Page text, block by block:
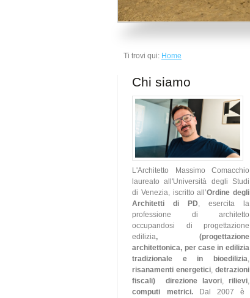
Ti trovi qui: Home
Chi siamo
L'Architetto Massimo Comacchio
laureato all'Università degli Studi
di Venezia, iscritto all’Ordine degli
Architetti di PD, esercita la
professione di architetto
occupandosi di progettazione
edilizia, (progettazione
architettonica, per case in edilizia
tradizionale e in bioedilizia,
risanamenti energetici, detrazioni
fiscali)
direzione lavori, rilievi,
computi metrici.Dal 2007 è